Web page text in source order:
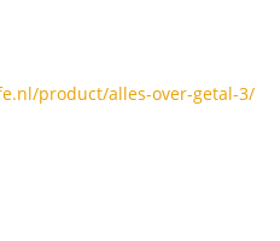
product/alles-over-getal-3/